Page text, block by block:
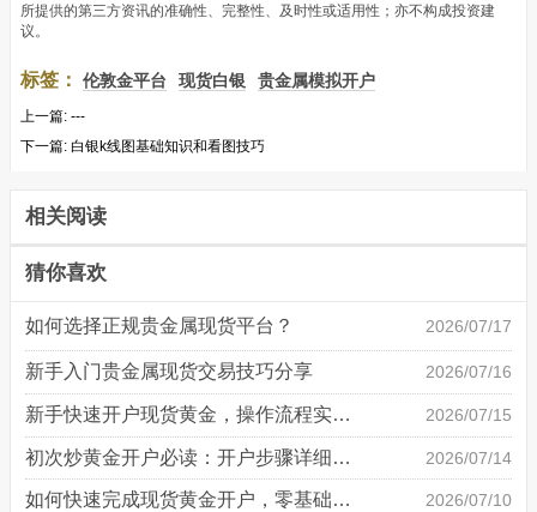
所提供的第三方资讯的准确性、完整性、及时性或适用性；亦不构成投资建
议。
标签： 伦敦金平台 现货白银 贵金属模拟开户
上一篇: ---
下一篇: 白银k线图基础知识和看图技巧
相关阅读
猜你喜欢
如何选择正规贵金属现货平台？ 2026/07/17
新手入门贵金属现货交易技巧分享 2026/07/16
新手快速开户现货黄金，操作流程实操详解 2026/07/15
初次炒黄金开户必读：开户步骤详细说明 2026/07/14
如何快速完成现货黄金开户，零基础也能轻松上手 2026/07/10